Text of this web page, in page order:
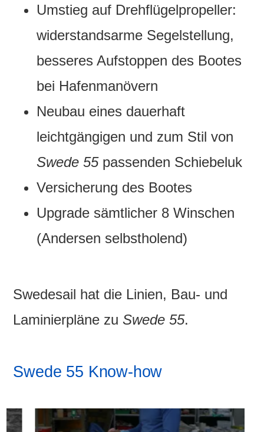
Umstieg auf Drehflügelpropeller:
widerstandsarme Segelstellung,
besseres Aufstoppen des Bootes
bei Hafenmanövern
Neubau eines dauerhaft
leichtgängigen und zum Stil von
Swede 55passenden Schiebeluk
Versicherung des Bootes
Upgrade sämtlicher 8 Winschen
(Andersen selbstholend)
Swedesail hat die Linien, Bau- und
Laminierpläne zuSwede 55.
Swede 55 Know-how